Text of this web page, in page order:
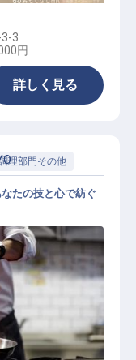
3
円
詳しく見る
理部門その他
ト補佐
たの技と心で紡ぐ